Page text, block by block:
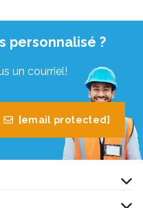
personnalisé ?
un courriel!
[email protected]